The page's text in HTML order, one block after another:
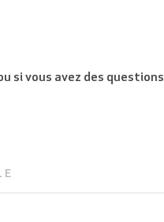
si vous avez des questions